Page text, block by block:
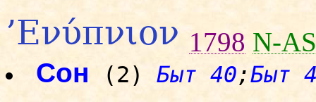
’Ενύπνιον 1798 N-
Сон (2) Быт 40;Быт